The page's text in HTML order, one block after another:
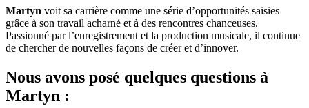
Martyn voit sa carrière comme une série d’opportunités saisies
grâce à son travail acharné et à des rencontres chanceuses.
Passionné par l’enregistrement et la production musicale, il continue
de chercher de nouvelles façons de créer et d’innover.
Nous avons posé quelques questions à
Martyn :